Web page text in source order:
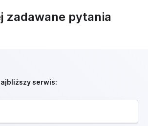
zadawane pytania
serwis: